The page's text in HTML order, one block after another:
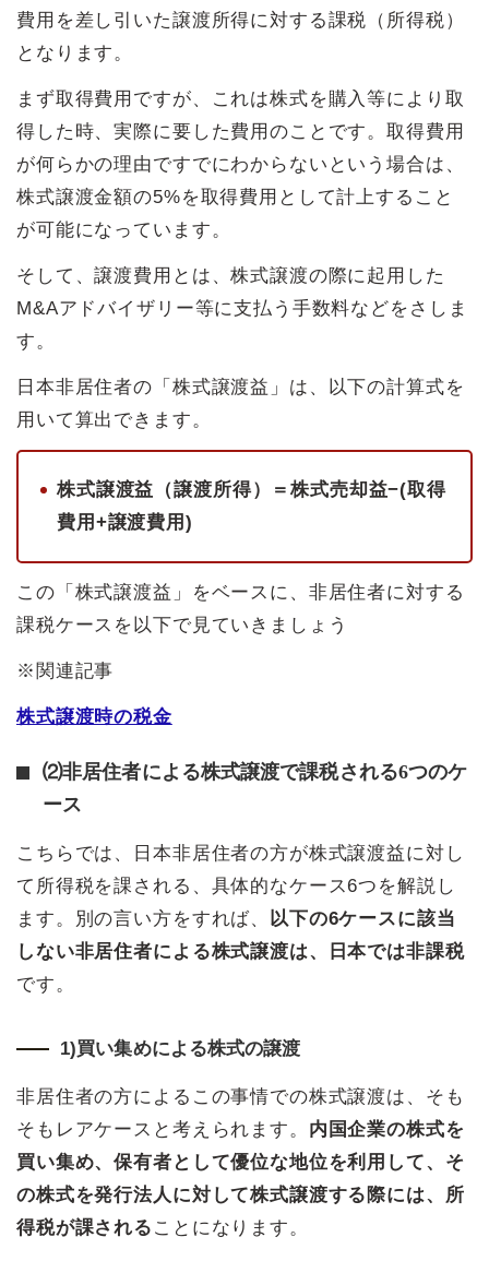
費用を差し引いた譲渡所得に対する課税（所得税）
となります。
まず取得費用ですが、これは株式を購入等により取
得した時、実際に要した費用のことです。取得費用
が何らかの理由ですでにわからないという場合は、
株式譲渡金額の5%を取得費用として計上すること
が可能になっています。
そして、譲渡費用とは、株式譲渡の際に起用した
M&Aアドバイザリー等に支払う手数料などをさしま
す。
日本非居住者の「株式譲渡益」は、以下の計算式を
用いて算出できます。
株式譲渡益（譲渡所得）＝株式売却益−(取得
費用+譲渡費用)
この「株式譲渡益」をベースに、非居住者に対する
課税ケースを以下で見ていきましょう
※関連記事
株式譲渡時の税金
⑵非居住者による株式譲渡で課税される6つのケ
ース
こちらでは、日本非居住者の方が株式譲渡益に対し
て所得税を課される、具体的なケース6つを解説し
ます。別の言い方をすれば、
以下の6ケースに該当
しない非居住者による株式譲渡は、日本では非課税
です。
1)買い集めによる株式の譲渡
非居住者の方によるこの事情での株式譲渡は、そも
そもレアケースと考えられます。 内国企業の株式を
買い集め、保有者として優位な地位を利用して、そ
の株式を発行法人に対して株式譲渡する際には、所
得税が課される ことになります。